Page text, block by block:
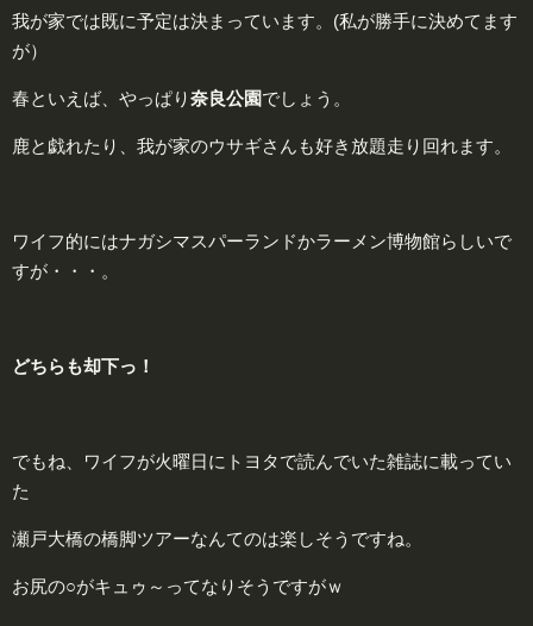
我が家では既に予定は決まっています。(私が勝手に決めてます
が）
春といえば、やっぱり奈良公園でしょう。
鹿と戯れたり、我が家のウサギさんも好き放題走り回れます。
ワイフ的にはナガシマスパーランドかラーメン博物館らしいで
すが・・・。
どちらも却下っ！
でもね、ワイフが火曜日にトヨタで読んでいた雑誌に載ってい
た
瀬戸大橋の橋脚ツアーなんてのは楽しそうですね。
お尻の○がキュゥ～ってなりそうですがｗ